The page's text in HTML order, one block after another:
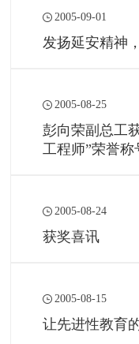
2005-09-01
发扬延安精神
2005-08-25
彭向荣副总工
工程师”荣誉称
2005-08-24
获奖喜讯
2005-08-15
让先进性教育